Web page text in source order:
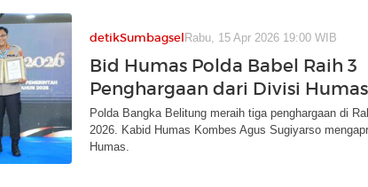
detikSumbagsel Rabu, 15 Apr 2026 19:00 WIB
Bid Humas Polda Babel Raih 3
Penghargaan dari Divisi
Polda Bangka Belitung meraih tiga penghargaan di
2026. Kabid Humas Kombes Agus Sugiyarso
Humas.